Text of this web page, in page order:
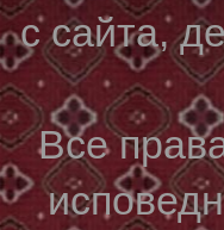
с сайта,
Все